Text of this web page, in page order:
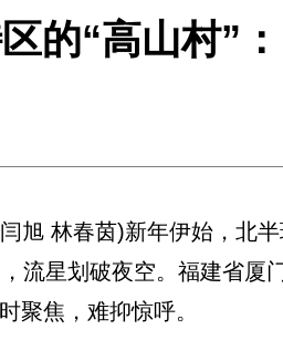
的“高山村”
林春茵)新年伊始，北
流星划破夜空。福建省厦
聚焦，难抑惊呼。